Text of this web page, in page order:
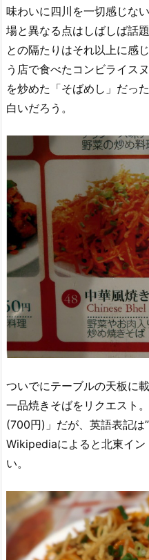
味わいに四川を一切感じな
場と異なる点はしばしば話
との隔たりはそれ以上に感じ
う店で食べたコンビライス
を炒めた「そばめし」だっ
白いだろう。
ついでにテーブルの天板に
一品焼きそばをリクエスト
(700円)」だが、英語表記は”
Wikipediaによると北東イン
い。